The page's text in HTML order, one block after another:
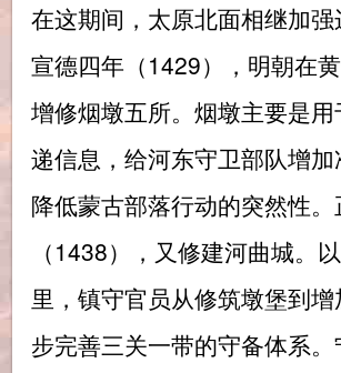
在这期间，太原北面相继加强
宣德四年（1429），明朝在
增修烟墩五所。烟墩主要是
递信息，给河东守卫部队增加
降低蒙古部落行动的突然性
（1438），又修建河曲城。
里，镇守官员从修筑墩堡到
步完善三关一带的守备体系